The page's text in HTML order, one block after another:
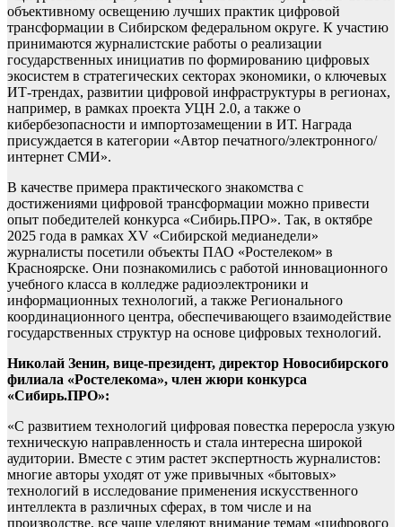
объективному освещению лучших практик цифровой
трансформации в Сибирском федеральном округе. К участию
принимаются журналистские работы о реализации
государственных инициатив по формированию цифровых
экосистем в стратегических секторах экономики, о ключевых
ИТ-трендах, развитии цифровой инфраструктуры в регионах,
например, в рамках проекта УЦН 2.0, а также о
кибербезопасности и импортозамещении в ИТ. Награда
присуждается в категории «Автор печатного/электронного/
интернет СМИ».
В качестве примера практического знакомства с
достижениями цифровой трансформации можно привести
опыт победителей конкурса «Сибирь.ПРО». Так, в октябре
2025 года в рамках XV «Сибирской медианедели»
журналисты посетили объекты ПАО «Ростелеком» в
Красноярске. Они познакомились с работой инновационного
учебного класса в колледже радиоэлектроники и
информационных технологий, а также Регионального
координационного центра, обеспечивающего взаимодействие
государственных структур на основе цифровых технологий.
Николай Зенин, вице-президент, директор Новосибирского
филиала «Ростелекома», член жюри конкурса
«Сибирь.ПРО»:
«С развитием технологий цифровая повестка переросла узкую
техническую направленность и стала интересна широкой
аудитории. Вместе с этим растет экспертность журналистов:
многие авторы уходят от уже привычных «бытовых»
технологий в исследование применения искусственного
интеллекта в различных сферах, в том числе и на
производстве, все чаще уделяют внимание темам «цифрового